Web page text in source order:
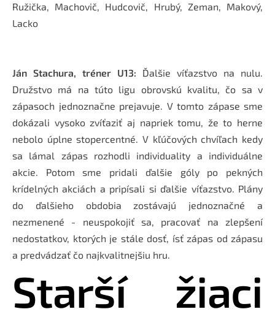
Ružička, Machovič, Hudcovič, Hrubý, Zeman, Makový,
Lacko
Ján Stachura, tréner U13: Ďalšie víťazstvo na nulu.
Družstvo má na túto ligu obrovskú kvalitu, čo sa v
zápasoch jednoznačne prejavuje. V tomto zápase sme
dokázali vysoko zvíťaziť aj napriek tomu, že to herne
nebolo úplne stopercentné. V kľúčových chvíľach kedy
sa lámal zápas rozhodli individuality a individuálne
akcie. Potom sme pridali ďalšie góly po pekných
krídelných akciách a pripísali si ďalšie víťazstvo. Plány
do ďalšieho obdobia zostávajú jednoznačné a
nezmenené - neuspokojiť sa, pracovať na zlepšení
nedostatkov, ktorých je stále dosť, ísť zápas od zápasu
a predvádzať čo najkvalitnejšiu hru.
Starší žiaci